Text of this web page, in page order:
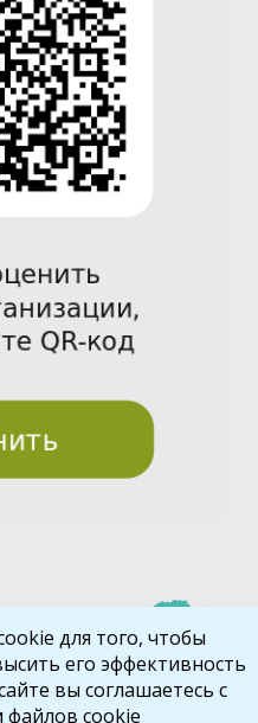
t
для того, чтобы
его эффективность
вы соглашаетесь с
файлов cookie